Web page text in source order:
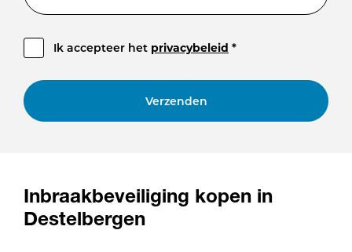
Ik accepteer het privacybeleid *
Verzenden
Inbraakbeveiliging kopen in
Destelbergen